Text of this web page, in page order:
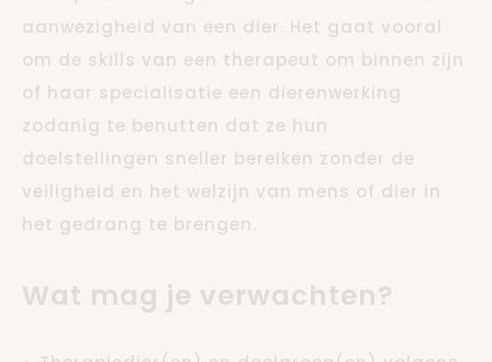
aanwezigheid van een dier. Het gaat vooral
om de skills van een therapeut om binnen zijn
of haar specialisatie een dierenwerking
zodanig te benutten dat ze hun
doelstellingen sneller bereiken zonder de
veiligheid en het welzijn van mens of dier in
het gedrang te brengen.
Wat mag je verwachten?